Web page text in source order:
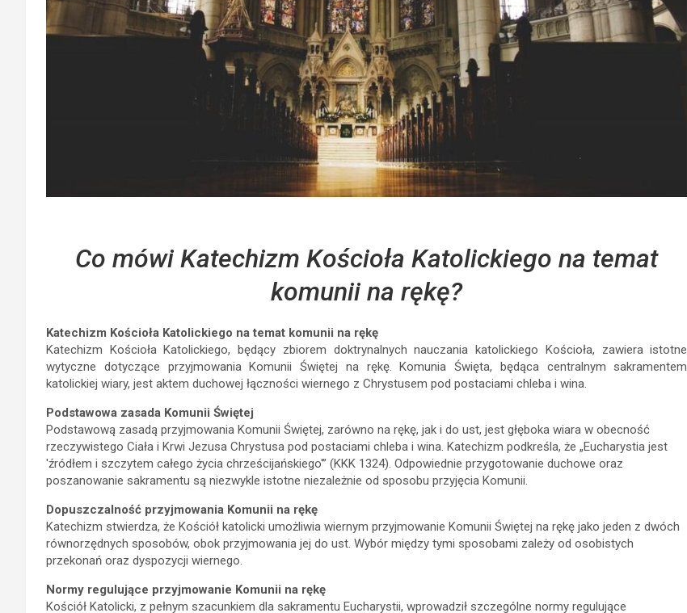
Co mówi Katechizm Kościoła Katolickiego na temat
komunii na rękę?
Katechizm Kościoła Katolickiego na temat komunii na rękę
Katechizm Kościoła Katolickiego, będący zbiorem doktrynalnych nauczania katolickiego Kościoła, zawiera istotne
wytyczne dotyczące przyjmowania Komunii Świętej na rękę. Komunia Święta, będąca centralnym sakramentem
katolickiej wiary, jest aktem duchowej łączności wiernego z Chrystusem pod postaciami chleba i wina.
Podstawowa zasada Komunii Świętej
Podstawową zasadą przyjmowania Komunii Świętej, zarówno na rękę, jak i do ust, jest głęboka wiara w obecność
rzeczywistego Ciała i Krwi Jezusa Chrystusa pod postaciami chleba i wina. Katechizm podkreśla, że „Eucharystia jest
'źródłem i szczytem całego życia chrześcijańskiego'” (KKK 1324). Odpowiednie przygotowanie duchowe oraz
poszanowanie sakramentu są niezwykle istotne niezależnie od sposobu przyjęcia Komunii.
Dopuszczalność przyjmowania Komunii na rękę
Katechizm stwierdza, że Kościół katolicki umożliwia wiernym przyjmowanie Komunii Świętej na rękę jako jeden z dwóch
równorzędnych sposobów, obok przyjmowania jej do ust. Wybór między tymi sposobami zależy od osobistych
przekonań oraz dyspozycji wiernego.
Normy regulujące przyjmowanie Komunii na rękę
Kościół Katolicki, z pełnym szacunkiem dla sakramentu Eucharystii, wprowadził szczególne normy regulujące